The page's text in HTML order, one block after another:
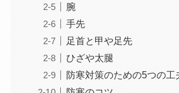
腕
手先
足首と甲や足先
ひざや太腿
防寒対策のための5つの工